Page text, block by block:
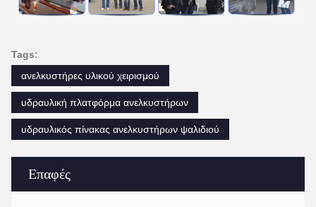
Επαφές
Tags:
ανελκυστήρες υλικού χειρισμού
υδραυλική πλατφόρμα ανελκυστήρων
υδραυλικός πίνακας ανελκυστήρων ψαλιδιού